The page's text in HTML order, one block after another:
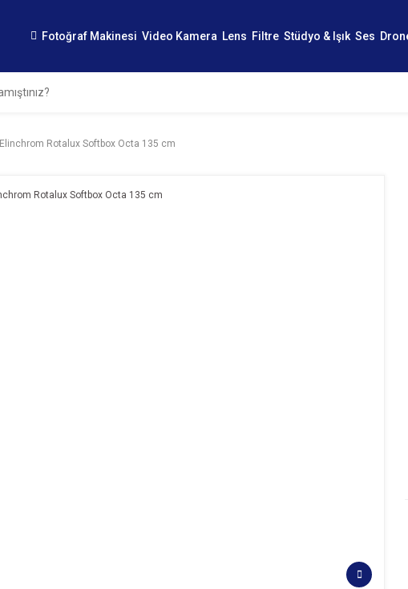
Fotoğraf Makinesi Video Kamera Lens Filtre Stüdyo & Işık Ses
Elinchrom Rotalux Softbox Octa 135 cm